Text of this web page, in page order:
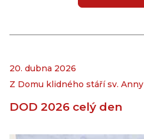
20. dubna 2026
Z Domu klidného stáří sv. Anny
DOD 2026 celý den